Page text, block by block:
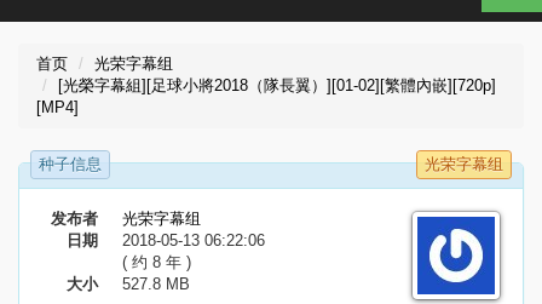
首页
光荣字幕组
[光榮字幕組][足球小將2018（隊長翼）][01-02][繁體內嵌][720p]
[MP4]
种子信息 光荣字幕组
发布者
光荣字幕组
日期
2018-05-13 06:22:06
( 约 8 年 )
大小
527.8 MB